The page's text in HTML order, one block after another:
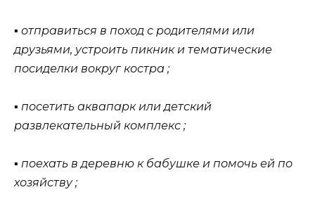
▪ отправиться в поход с родителями или
друзьями, устроить пикник и тематические
посиделки вокруг костра ;
▪ посетить аквапарк или детский
развлекательный комплекс ;
▪ поехать в деревню к бабушке и помочь ей по
хозяйству ;